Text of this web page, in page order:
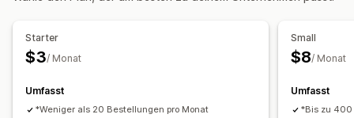
Wege zum Einholen von Rezensionen
E-Mail-Anfragen
Automatisierungen
Starter
$3/ Monat
Umfasst
*Weniger als 20 Bestellungen pro Monat
Small
$8/ Monat
Umfasst
*Bis zu 400